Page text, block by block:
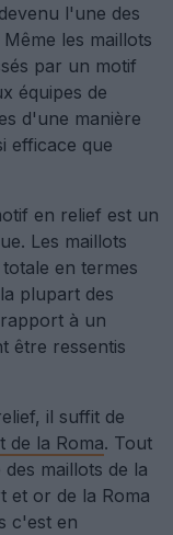
l'une des
les maillots
par un motif
équipes de
d'une manière
efficace que
en relief est un
Les maillots
en termes
plupart des
à un
être ressentis
il suffit de
de la Roma. Tout
maillots de la
et or de la Roma
c'est en